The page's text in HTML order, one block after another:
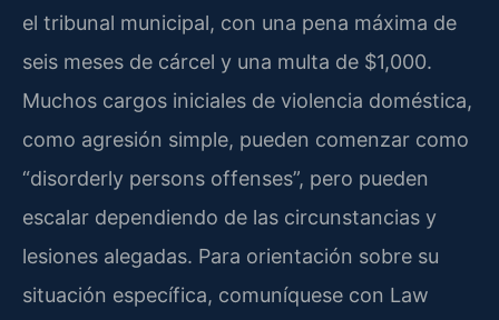
el tribunal municipal, con una pena máxima de
seis meses de cárcel y una multa de $1,000.
Muchos cargos iniciales de violencia doméstica,
como agresión simple, pueden comenzar como
“disorderly persons offenses”, pero pueden
escalar dependiendo de las circunstancias y
lesiones alegadas. Para orientación sobre su
situación específica, comuníquese con Law